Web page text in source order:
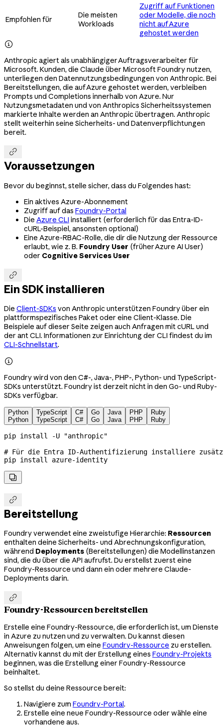
Empfohlen für
Die meisten
Workloads
Zugriff auf Funktionen
oder Modelle, die noch
nicht auf Azure
gehostet werden

Anthropic agiert als unabhängiger Auftragsverarbeiter für
Microsoft. Kunden, die Claude über Microsoft Foundry nutzen,
unterliegen den Datennutzungsbedingungen von Anthropic. Bei
Bereitstellungen, die auf Azure gehostet werden, verbleiben
Prompts und Completions innerhalb von Azure. Nur
Nutzungsmetadaten und von Anthropics Sicherheitssystemen
markierte Inhalte werden an Anthropic übertragen. Anthropic
stellt weiterhin seine Sicherheits- und Datenverpflichtungen
bereit.

Voraussetzungen
Bevor du beginnst, stelle sicher, dass du Folgendes hast:
Ein aktives Azure-Abonnement
Zugriff auf das Foundry-Portal
Die Azure CLI installiert (erforderlich für das Entra-ID-
cURL-Beispiel, ansonsten optional)
Eine Azure-RBAC-Rolle, die dir die Nutzung der Ressource
erlaubt, wie z. B. Foundry User (früher Azure AI User)
oder Cognitive Services User

Ein SDK installieren
Die Client-SDKs von Anthropic unterstützen Foundry über ein
plattformspezifisches Paket oder eine Client-Klasse. Die
Beispiele auf dieser Seite zeigen auch Anfragen mit cURL und
der ant CLI. Informationen zur Einrichtung der CLI findest du im
CLI-Schnellstart.

Foundry wird von den C#-, Java-, PHP-, Python- und TypeScript-
SDKs unterstützt. Foundry ist derzeit nicht in den Go- und Ruby-
SDKs verfügbar.
Python
Python
TypeScript
TypeScript
C#
C#
Go
Go
Java
Java
PHP
PHP
Ruby
Ruby
pip install -U "anthropic"
# Für die Entra ID-Authentifizierung installiere
pip install azure-identity


Bereitstellung
Foundry verwendet eine zweistufige Hierarchie: Ressourcen
enthalten deine Sicherheits- und Abrechnungskonfiguration,
während Deployments (Bereitstellungen) die Modellinstanzen
sind, die du über die API aufrufst. Du erstellst zuerst eine
Foundry-Ressource und dann ein oder mehrere Claude-
Deployments darin.

Foundry-Ressourcen bereitstellen
Erstelle eine Foundry-Ressource, die erforderlich ist, um Dienste
in Azure zu nutzen und zu verwalten. Du kannst diesen
Anweisungen folgen, um eine Foundry-Ressource zu erstellen.
Alternativ kannst du mit der Erstellung eines Foundry-Projekts
beginnen, was die Erstellung einer Foundry-Ressource
beinhaltet.
So stellst du deine Ressource bereit:
Navigiere zum Foundry-Portal.
Erstelle eine neue Foundry-Ressource oder wähle eine
vorhandene aus.